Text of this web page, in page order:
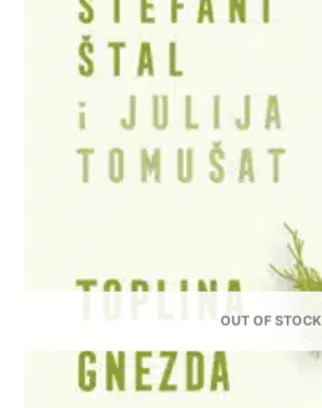
OUT OF STOCK